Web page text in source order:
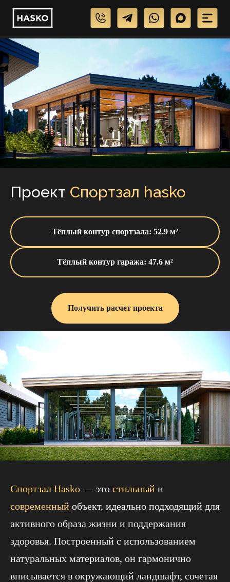
Проект Спортзал hasko
Тёплый контур спортзала: 52.9 м²
Тёплый контур гаража: 47.6 м²
Получить расчет проекта
Спортзал Hasko— это стильный и
современный объект, идеально подходящий для
активного образа жизни и поддержания
здоровья. Построенный с использованием
натуральных материалов, он гармонично
вписывается в окружающий ландшафт, сочетая